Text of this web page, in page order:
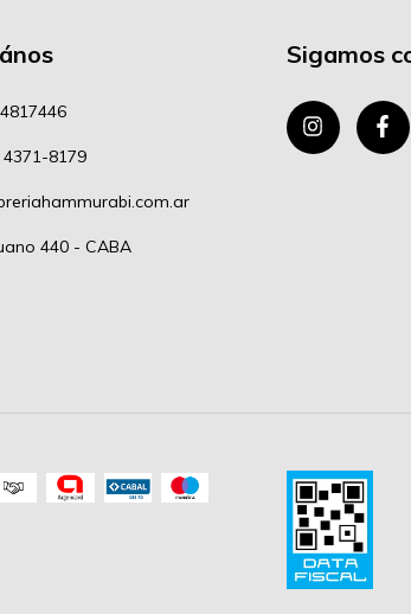
8179
440 - CABA
Sigamos